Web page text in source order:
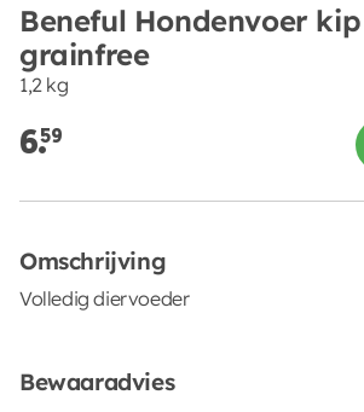
Beneful Hondenvoer
grainfree
1,2 kg
6.59
Omschrijving
Volledig diervoeder
Bewaaradvies